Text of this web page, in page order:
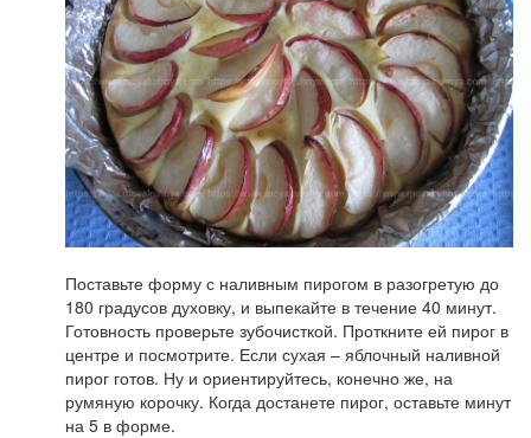
Поставьте форму с наливным пирогом в разогретую до
180 градусов духовку, и выпекайте в течение 40 минут.
Готовность проверьте зубочисткой. Проткните ей пирог в
центре и посмотрите. Если сухая – яблочный наливной
пирог готов. Ну и ориентируйтесь, конечно же, на
румяную корочку. Когда достанете пирог, оставьте минут
на 5 в форме.